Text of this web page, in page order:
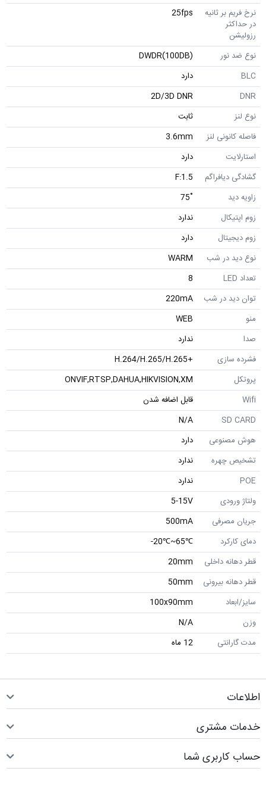
نرخ فریم بر ثانیه
در حداکثر
رزولیشن
25fps
نوع ضد نور
DWDR(100DB)
BLC
دارد
DNR
2D/3D DNR
نوع لنز
ثابت
فاصله کانونی لنز
3.6mm
استارلایت
دارد
گشادگی دیافراگم
F:1.5
زاویه دید
˚75
زوم اپتیکال
ندارد
زوم دیجیتال
دارد
نوع دید در شب
WARM
تعداد LED
8
توان دید در شب
220mA
منو
WEB
صدا
ندارد
فشرده سازی
+H.264/H.265/H.265
پروتکل
ONVIF,RTSP,DAHUA,HIKVISION,XM
Wifi
قابل اضافه شدن
SD CARD
N/A
هوش مصنوعی
دارد
تشخیص چهره
ندارد
POE
ندارد
ولتاژ ورودی
5-15V
جریان مصرفی
500mA
دمای کارکرد
℃65~℃20-
قطر دهانه داخلی
20mm
قطر دهانه بیرونی
50mm
سایز/ابعاد
100x90mm
وزن
N/A
مدت گارانتی
12 ماه
اطلاعات
خدمات مشتری
حساب کاربری شما